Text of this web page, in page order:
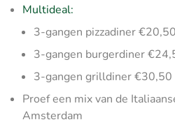
Multideal:
3-gangen pizzadiner €20,50
3-gangen burgerdiner
3-gangen grilldiner €30,50
Proef een mix van de
Amsterdam